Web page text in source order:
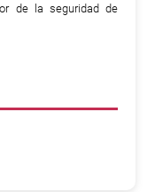
de la seguridad de